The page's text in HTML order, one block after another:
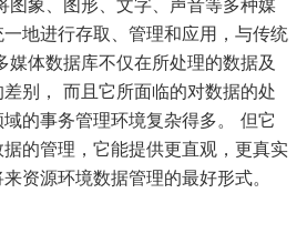
地进行存取、管理和应用，与传统
媒体数据库不仅在所处理的数据及
别， 而且它所面临的对数据的处
的事务管理环境复杂得多。 但它
的管理，它能提供更直观，更真实
资源环境数据管理的最好形式。